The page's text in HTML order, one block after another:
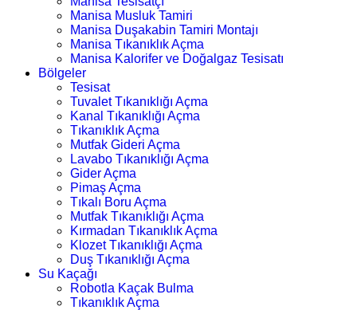
Manisa Musluk Tamiri
Manisa Duşakabin Tamiri Montajı
Manisa Tıkanıklık Açma
Manisa Kalorifer ve Doğalgaz Tesisatı
Bölgeler
Tesisat
Tuvalet Tıkanıklığı Açma
Kanal Tıkanıklığı Açma
Tıkanıklık Açma
Mutfak Gideri Açma
Lavabo Tıkanıklığı Açma
Gider Açma
Pimaş Açma
Tıkalı Boru Açma
Mutfak Tıkanıklığı Açma
Kırmadan Tıkanıklık Açma
Klozet Tıkanıklığı Açma
Duş Tıkanıklığı Açma
Su Kaçağı
Robotla Kaçak Bulma
Tıkanıklık Açma